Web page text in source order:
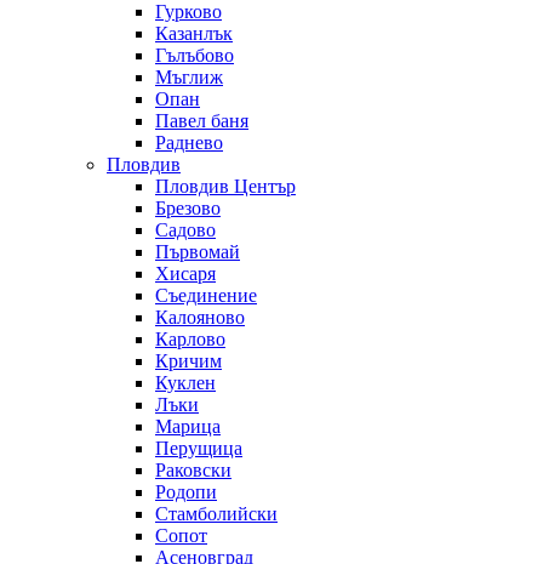
Гурково
Казанлък
Гълъбово
Мъглиж
Опан
Павел баня
Раднево
Пловдив
Пловдив Център
Брезово
Садово
Първомай
Хисаря
Съединение
Калояново
Карлово
Кричим
Куклен
Лъки
Марица
Перущица
Раковски
Родопи
Стамболийски
Сопот
Асеновград